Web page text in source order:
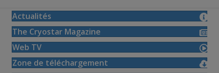
Actualités
The Cryostar Magazine
Web TV
Zone de téléchargement